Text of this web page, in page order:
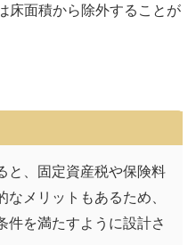
床面積から除外することが
と、固定資産税や保険料
メリットもあるため、
件を満たすように設計さ